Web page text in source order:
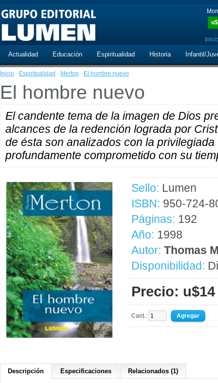
u$
Actualidad Educación Espiritualidad Historia Infantil/
Inicio · Espiritualidad · Merton · El hombre nuevo
El hombre nuevo
El candente tema de la imagen de Dios
alcances de la redención lograda por
de ésta son analizados con la
profundamente comprometido con su
Sello: Lumen
ISBN: 950-724-
Páginas: 192
Año: 1998
Autor: Thomas
Disponibilidad:
Precio: u$14
Cant.:
Descripción Especificaciones Relacionados (1)